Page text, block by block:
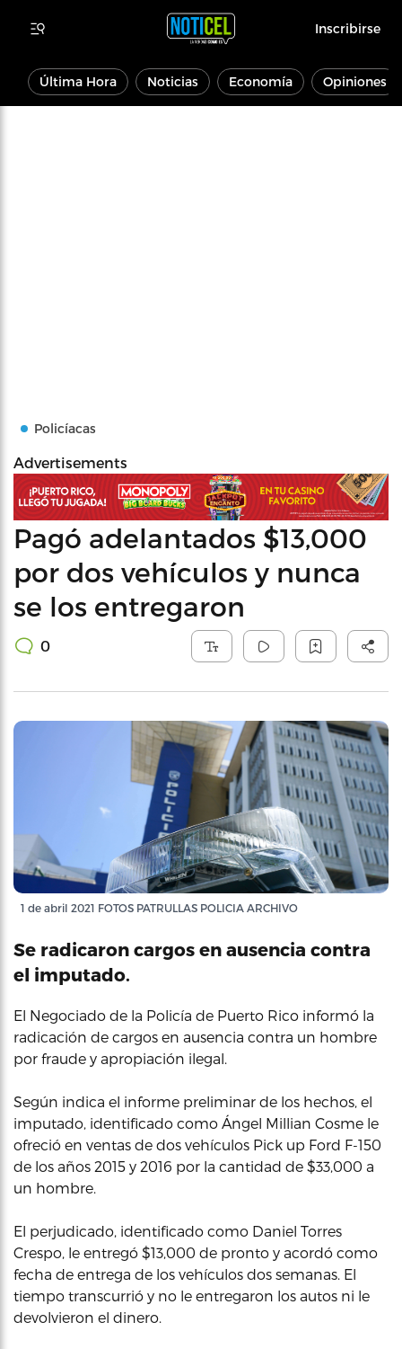
Inscribirse
Última Hora Noticias Economía Opiniones
Policíacas
Advertisements
Pagó adelantados $13,000
por dos vehículos y nunca
se los entregaron
0
1 de abril 2021 FOTOS PATRULLAS POLICIA ARCHIVO
Se radicaron cargos en ausencia contra
el imputado.
El Negociado de la Policía de Puerto Rico informó la
radicación de cargos en ausencia contra un hombre
por fraude y apropiación ilegal.
Según indica el informe preliminar de los hechos, el
imputado, identificado como Ángel Millian Cosme le
ofreció en ventas de dos vehículos Pick up Ford F-150
de los años 2015 y 2016 por la cantidad de $33,000 a
un hombre.
El perjudicado, identificado como Daniel Torres
Crespo, le entregó $13,000 de pronto y acordó como
fecha de entrega de los vehículos dos semanas. El
tiempo transcurrió y no le entregaron los autos ni le
devolvieron el dinero.